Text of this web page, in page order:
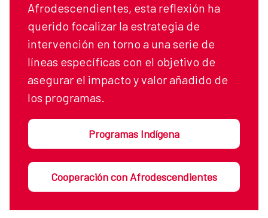
Afrodescendientes, esta reflexión ha
querido focalizar la estrategia de
intervención en torno a una serie de
líneas específicas con el objetivo de
asegurar el impacto y valor añadido de
los programas.
Programas Indígena
Cooperación con Afrodescendientes